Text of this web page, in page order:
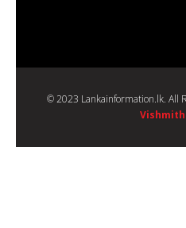
© 2023 Lankainformation.lk. All